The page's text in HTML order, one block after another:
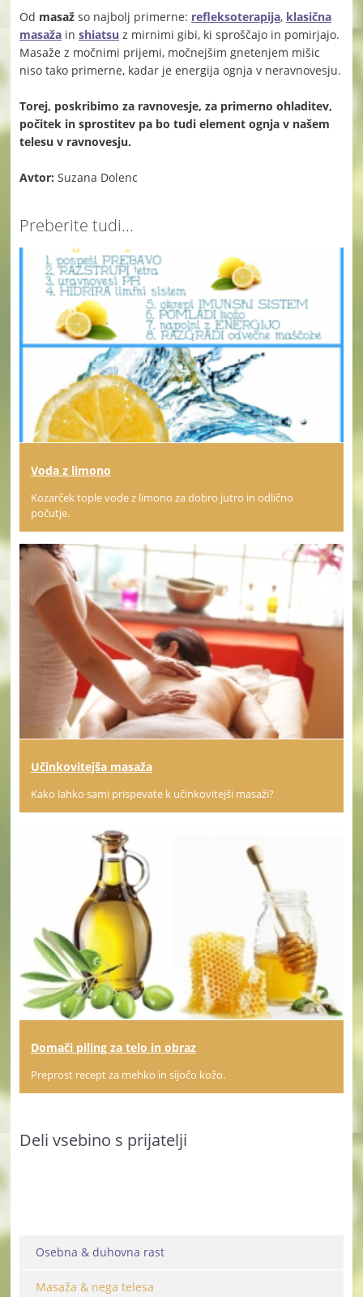
Od masažso najbolj primerne: refleksoterapija, klasična
masažain shiatsu z mirnimi gibi, ki sproščajo in pomirjajo.
Masaže z močnimi prijemi, močnejšim gnetenjem mišic
niso tako primerne, kadar je energija ognja v neravnovesju.
Torej, poskribimo za ravnovesje, za primerno ohladitev,
počitek in sprostitev pa bo tudi element ognja v našem
telesu v ravnovesju.
Avtor: Suzana Dolenc
Preberite tudi...
Voda z limono
Kozarček tople vode z limono za dobro jutro in odlično
počutje.
Učinkovitejša masaža
Kako lahko sami prispevate k učinkovitejši masaži?
Domači piling za telo in obraz
Preprost recept za mehko in sijočo kožo.
Deli vsebino s prijatelji
Osebna & duhovna rast
Masaža & nega telesa